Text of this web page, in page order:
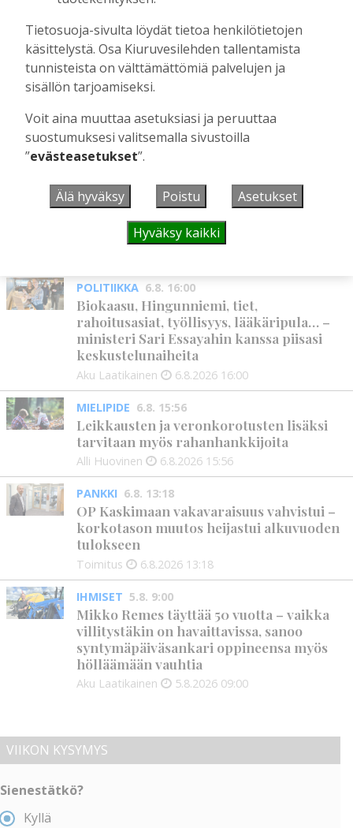
käynnissä – Pihalla kaivuutöitä jarruttaa
kallio
Tilaajille
Hanna Soini
UUSIMMAT
MIELIPIDE 6.8. 16:09
Kuinka kauan Kiuruveden pyöräteiden
annetaan rapistua?
POLITIIKKA 6.8. 16:00
Biokaasu, Hingunniemi, tiet,
rahoitusasiat, työllisyys, lääkäripula… –
ministeri Sari Essayahin kanssa piisasi
keskustelunaiheita
Aku Laatikainen 6.8.2026 16:00
MIELIPIDE 6.8. 15:56
Leikkausten ja veronkorotusten lisäksi
tarvitaan myös rahanhankkijoita
Alli Huovinen 6.8.2026 15:56
PANKKI 6.8. 13:18
OP Kaskimaan vakavaraisuus vahvistui –
korkotason muutos heijastui alkuvuoden
tulokseen
Toimitus 6.8.2026 13:18
IHMISET 5.8. 9:00
Mikko Remes täyttää 50 vuotta – vaikka
villitystäkin on havaittavissa, sanoo
syntymäpäiväsankari oppineensa myös
hölläämään vauhtia
Aku Laatikainen 5.8.2026 09:00
VIIKON KYSYMYS
Sienestätkö?
Kyllä
Tietosuoja-sivulta löydät tietoa henkilötietojen
käsittelystä. Osa Kiuruvesilehden tallentamista
tunnisteista on välttämättömiä palvelujen ja
sisällön tarjoamiseksi.
Voit aina muuttaa asetuksiasi ja peruuttaa
suostumuksesi valitsemalla sivustoilla
”evästeasetukset”.
Älä hyväksy Poistu Asetukset
Hyväksy kaikki